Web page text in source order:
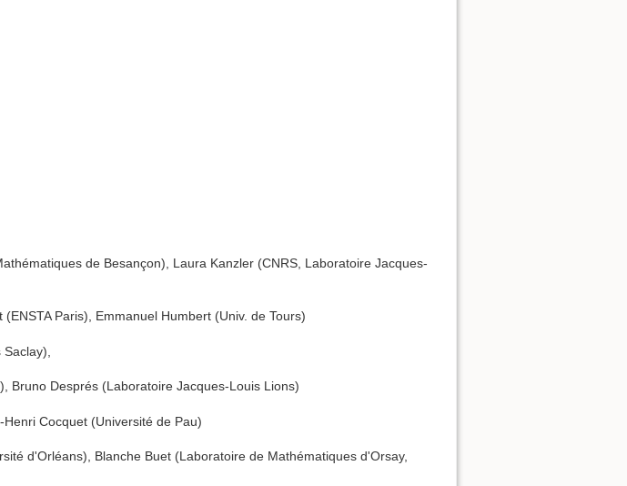
de Besançon), Laura Kanzler (CNRS, Laboratoire Jacques-
Paris), Emmanuel Humbert (Univ. de Tours)
Bruno Després (Laboratoire Jacques-Louis Lions)
Cocquet (Université de Pau)
d'Orléans), Blanche Buet (Laboratoire de Mathématiques d'Orsay,